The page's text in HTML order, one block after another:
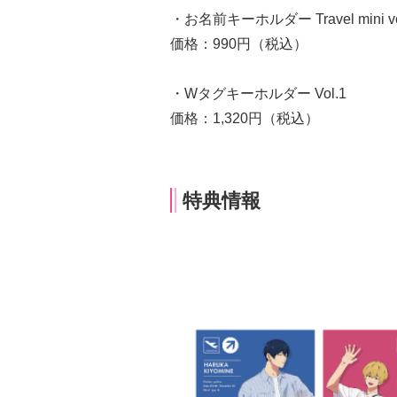
・お名前キーホルダー Travel mini
価格：990円（税込）
・Wタグキーホルダー Vol.1
価格：1,320円（税込）
特典情報